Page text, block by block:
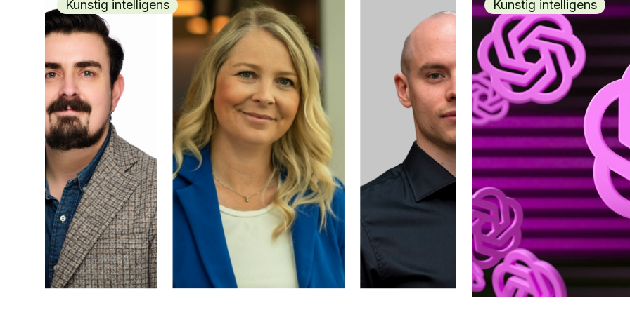
Kunstig intelligens Kunstig intelligens